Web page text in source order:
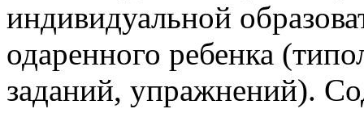
индивидуальной
одаренного ребенка
заданий, упражнений).